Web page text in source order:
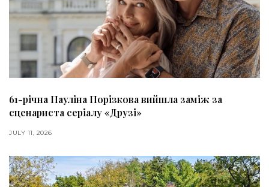
61-річна Пауліна Порізкова вийшла заміж за
сценариста серіалу «Друзі»
JULY 11, 2026